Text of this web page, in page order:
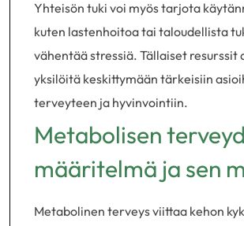
Yhteisön tuki voi myös tarjota
kuten lastenhoitoa tai taloudellista
vähentää stressiä. Tällaiset resurssit
yksilöitä keskittymään tärkeisiin
terveyteen ja hyvinvointiin.
Metabolisen
määritelmä ja sen
Metabolinen terveys viittaa kehon